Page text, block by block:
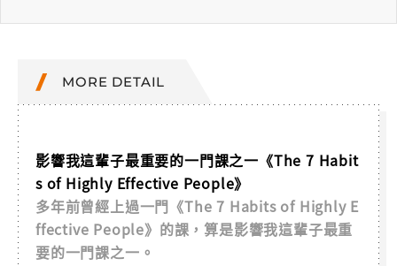
MORE DETAIL
影響我這輩子最重要的一門課之一《The 7 Habit
s of Highly Effective People》
多年前曾經上過一門《The 7 Habits of Highly E
ffective People》的課，算是影響我這輩子最重
要的一門課之一。